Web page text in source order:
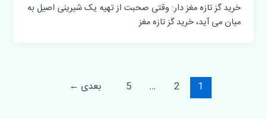
خرید گز تازه مغز دار: وقتی صحبت از تهیه یک شیرینی اصیل به
میان می آید، خرید گز تازه مغز
1
2
…
5 بعدی ←